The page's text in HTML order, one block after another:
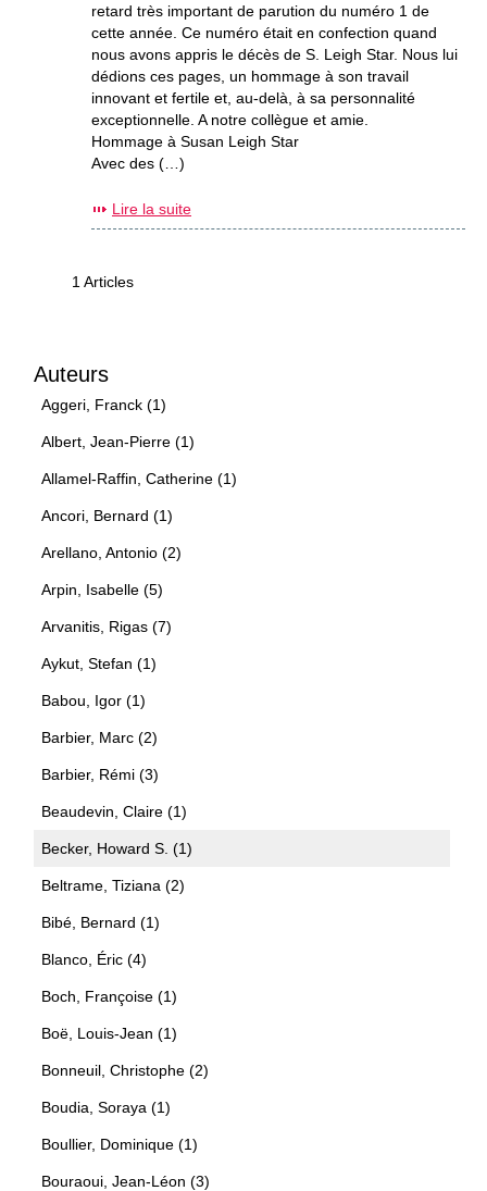
retard très important de parution du numéro 1 de
cette année. Ce numéro était en confection quand
nous avons appris le décès de S. Leigh Star. Nous lui
dédions ces pages, un hommage à son travail
innovant et fertile et, au-delà, à sa personnalité
exceptionnelle. A notre collègue et amie.
Hommage à Susan Leigh Star
Avec des (…)
Lire la suite
1 Articles
Auteurs
Aggeri, Franck (1)
Albert, Jean-Pierre (1)
Allamel-Raffin, Catherine (1)
Ancori, Bernard (1)
Arellano, Antonio (2)
Arpin, Isabelle (5)
Arvanitis, Rigas (7)
Aykut, Stefan (1)
Babou, Igor (1)
Barbier, Marc (2)
Barbier, Rémi (3)
Beaudevin, Claire (1)
Becker, Howard S. (1)
Beltrame, Tiziana (2)
Bibé, Bernard (1)
Blanco, Éric (4)
Boch, Françoise (1)
Boë, Louis-Jean (1)
Bonneuil, Christophe (2)
Boudia, Soraya (1)
Boullier, Dominique (1)
Bouraoui, Jean-Léon (3)